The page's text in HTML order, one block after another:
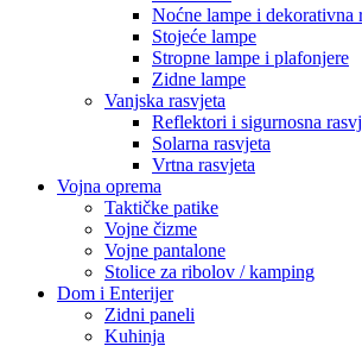
Noćne lampe i dekorativna
Stojeće lampe
Stropne lampe i plafonjere
Zidne lampe
Vanjska rasvjeta
Reflektori i sigurnosna
Solarna rasvjeta
Vrtna rasvjeta
Vojna oprema
Taktičke patike
Vojne čizme
Vojne pantalone
Stolice za ribolov / kamping
Dom i Enterijer
Zidni paneli
Kuhinja